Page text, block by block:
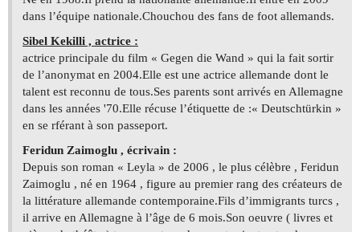
dans l’équipe nationale.Chouchou des fans de foot allemands.
Sibel Kekilli , actrice :
actrice principale du film « Gegen die Wand » qui la fait sortir
de l’anonymat en 2004.Elle est une actrice allemande dont le
talent est reconnu de tous.Ses parents sont arrivés en Allemagne
dans les années '70.Elle récuse l’étiquette de :« Deutschtürkin »
en se rférant à son passeport.
Feridun Zaimoglu , écrivain :
Depuis son roman « Leyla » de 2006 , le plus célèbre , Feridun
Zaimoglu , né en 1964 , figure au premier rang des créateurs de
la littérature allemande contemporaine.Fils d’immigrants turcs ,
il arrive en Allemagne à l’âge de 6 mois.Son oeuvre ( livres et